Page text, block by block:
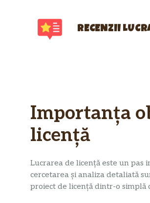
RECENZII
Importanța
licență
Lucrarea de licență este un pas
cercetarea și analiza detaliată
proiect de licență dintr-o simplă